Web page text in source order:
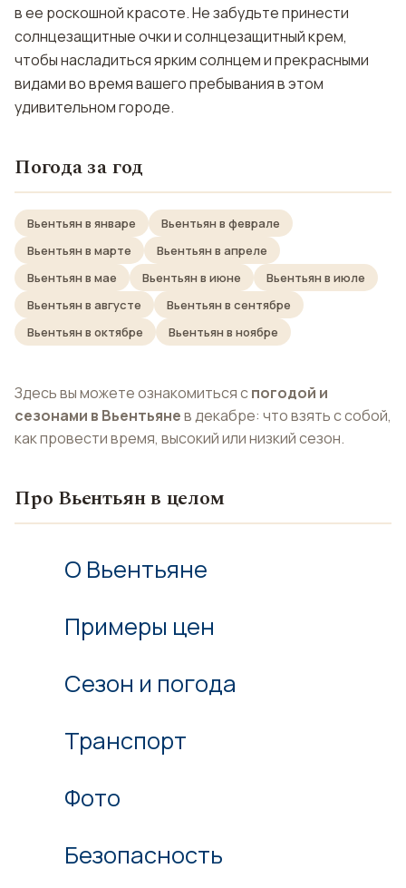
в ее роскошной красоте. Не забудьте принести
солнцезащитные очки и солнцезащитный крем,
чтобы насладиться ярким солнцем и прекрасными
видами во время вашего пребывания в этом
удивительном городе.
Погода за год
Вьентьян в январе
Вьентьян в феврале
Вьентьян в марте
Вьентьян в апреле
Вьентьян в мае
Вьентьян в июне
Вьентьян в июле
Вьентьян в августе
Вьентьян в сентябре
Вьентьян в октябре
Вьентьян в ноябре
Здесь вы можете ознакомиться спогодой и
сезонами в Вьентьянев декабре: что взять с собой,
как провести время, высокий или низкий сезон.
Про Вьентьян в целом
О Вьентьяне
Примеры цен
Сезон и погода
Транспорт
Фото
Безопасность